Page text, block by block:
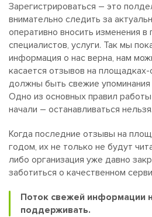
Зарегистрироваться – это
внимательно следить за
оперативно вносить изменения в
специалистов, услуги. Так мы
информация о нас верна, нам
касается отзывов на площадках-
должны быть свежие упоминания
Одно из основных правил
начали – останавливаться нельзя.
Когда последние отзывы на
годом, их не только не будут
либо организация уже давно
заботиться о качественном
Поток свежей информации
поддерживать.